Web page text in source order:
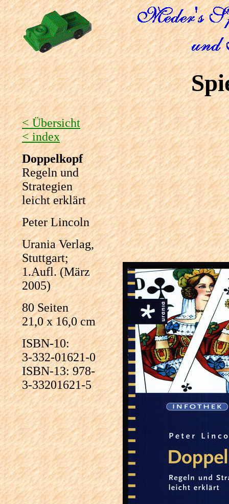
< Übersicht
< index
Doppelkopf
Regeln und
Strategien
leicht erklärt
Peter Lincoln
Urania Verlag,
Stuttgart;
1.Aufl. (März
2005)
80 Seiten
21,0 x 16,0 cm
ISBN-10:
3-332-01621-0
ISBN-13: 978-
3-33201621-5